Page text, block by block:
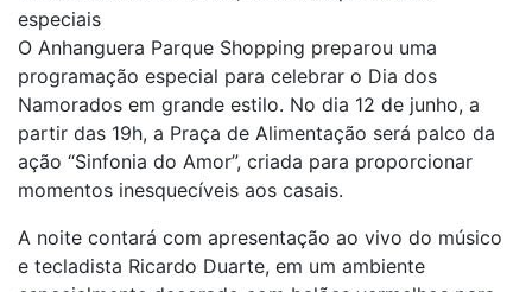
especiais
O Anhanguera Parque Shopping preparou uma
programação especial para celebrar o Dia dos
Namorados em grande estilo. No dia 12 de junho, a
partir das 19h, a Praça de Alimentação será palco da
ação “Sinfonia do Amor”, criada para proporcionar
momentos inesquecíveis aos casais.
A noite contará com apresentação ao vivo do músico
e tecladista Ricardo Duarte, em um ambiente